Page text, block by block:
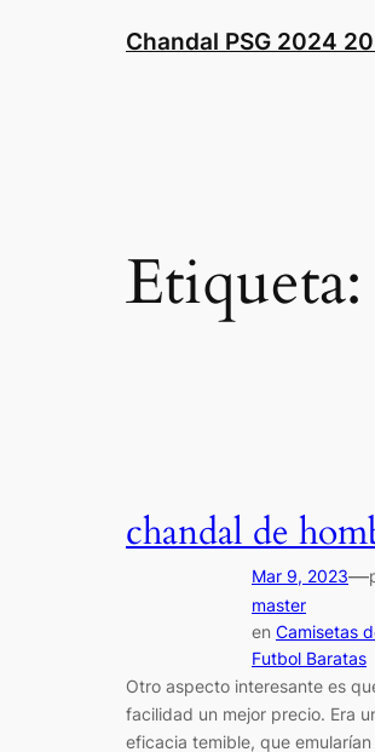
Chandal PSG 2024
Etiqueta:
chandal de
Mar 9, 2023—
master
en Camisetas
Futbol Baratas
Otro aspecto interesante es
facilidad un mejor precio. Era
eficacia temible, que